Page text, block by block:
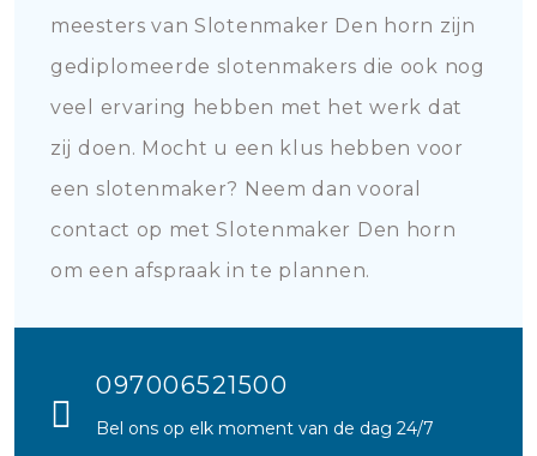
meesters van Slotenmaker Den horn zijn
gediplomeerde slotenmakers die ook nog
veel ervaring hebben met het werk dat
zij doen. Mocht u een klus hebben voor
een slotenmaker? Neem dan vooral
contact op met Slotenmaker Den horn
om een afspraak in te plannen.
097006521500
Bel ons op elk moment van de dag 24/7